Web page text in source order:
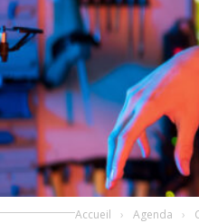
Accueil Agenda